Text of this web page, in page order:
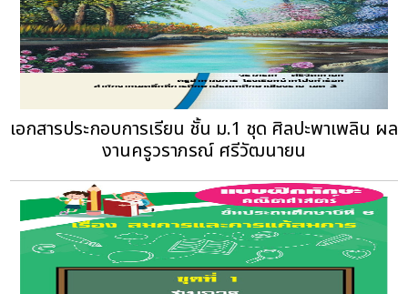
เอกสารประกอบการเรียน ชั้น ม.1 ชุด ศิลปะพาเพลิน ผล
งานครูวราภรณ์ ศรีวัฒนายน